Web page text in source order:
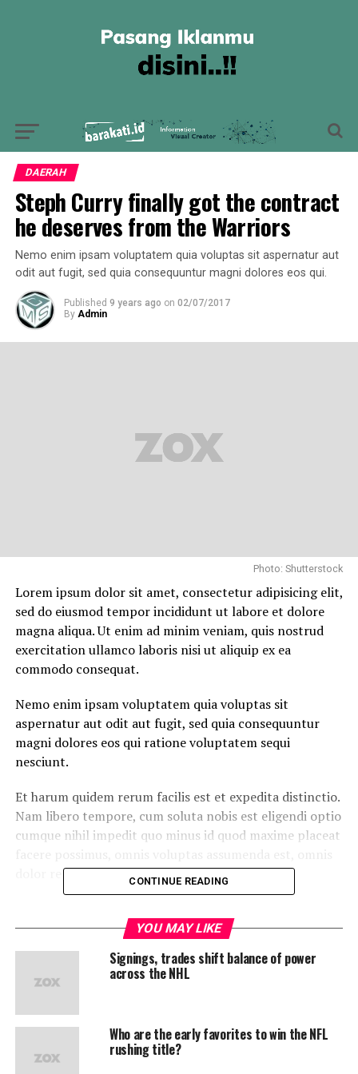
DAERAH
Steph Curry finally got the contract
he deserves from the Warriors
Nemo enim ipsam voluptatem quia voluptas sit aspernatur aut
odit aut fugit, sed quia consequuntur magni dolores eos qui.
Published 9 years ago on 02/07/2017
By Admin
Photo: Shutterstock
Lorem ipsum dolor sit amet, consectetur adipisicing elit,
sed do eiusmod tempor incididunt ut labore et dolore
magna aliqua. Ut enim ad minim veniam, quis nostrud
exercitation ullamco laboris nisi ut aliquip ex ea
commodo consequat.
Nemo enim ipsam voluptatem quia voluptas sit
aspernatur aut odit aut fugit, sed quia consequuntur
magni dolores eos qui ratione voluptatem sequi
nesciunt.
Et harum quidem rerum facilis est et expedita distinctio.
Nam libero tempore, cum soluta nobis est eligendi optio
cumque nihil impedit quo minus id quod maxime placeat
dolor repellendus.
proident, sunt in culpa qui officia deserunt mollit anim
id est laborum.
Sed ut perspiciatis unde omnis iste natus error sit
totam rem aperiam, eaque ipsa quae ab illo inventore
veritatis et quasi architecto beatae vitae dicta sunt
explicabo.
CONTINUE READING
YOU MAY LIKE
Signings, trades shift balance of power
across the NHL
Who are the early favorites to win the NFL
rushing title?